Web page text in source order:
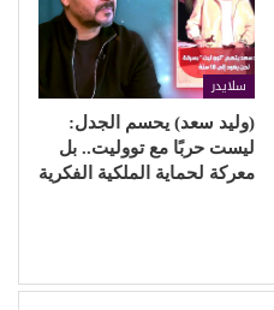
سلايدر
(وليد سعد) يحسم الجدل:
ليست حربًا مع تووليت.. بل
معركة لحماية الملكية الفكرية